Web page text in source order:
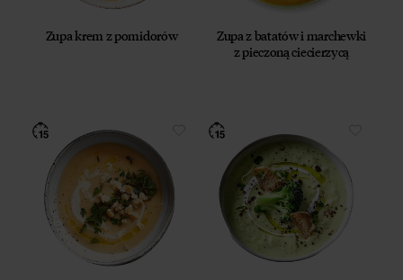
Zupa krem z pomidorów
Zupa z batatów i marchewki
z pieczoną ciecierzycą